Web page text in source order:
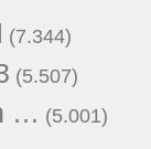
(7.344)
(5.507)
… (5.001)